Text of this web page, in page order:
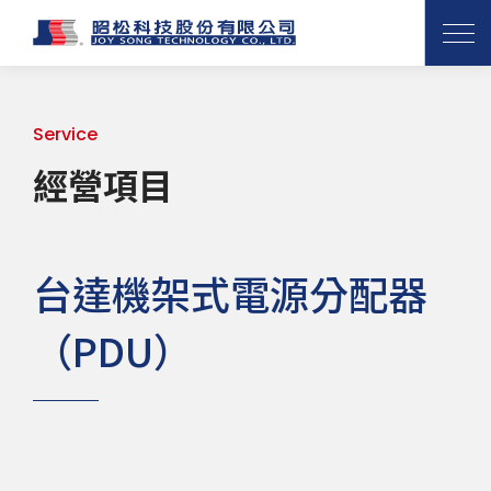
Service
經營項目
台達機架式電源分配器
（PDU）